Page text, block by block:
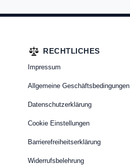
RECHTLICHES
Impressum
Allgemeine Geschäftsbedingungen
Datenschutzerklärung
Cookie Einstellungen
Barrierefreiheitserklärung
Widerrufsbelehrung